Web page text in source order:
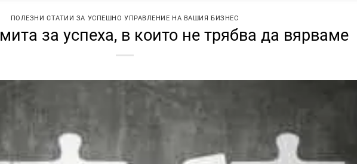
ПОЛЕЗНИ СТАТИИ ЗА УСПЕШНО УПРАВЛЕНИЕ НА ВАШИЯ БИЗНЕС
за успеха, в които не трябва да вярваме